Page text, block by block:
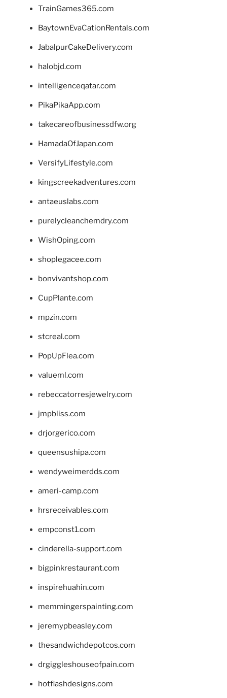
TrainGames365.com
BaytownEvaCationRentals.com
JabalpurCakeDelivery.com
halobjd.com
intelligenceqatar.com
PikaPikaApp.com
takecareofbusinessdfw.org
HamadaOfJapan.com
VersifyLifestyle.com
kingscreekadventures.com
antaeuslabs.com
purelycleanchemdry.com
WishOping.com
shoplegacee.com
bonvivantshop.com
CupPlante.com
mpzin.com
stcreal.com
PopUpFlea.com
valueml.com
rebeccatorresjewelry.com
jmpbliss.com
drjorgerico.com
queensushipa.com
wendyweimerdds.com
ameri-camp.com
hrsreceivables.com
empconst1.com
cinderella-support.com
bigpinkrestaurant.com
inspirehuahin.com
memmingerspainting.com
jeremypbeasley.com
thesandwichdepotcos.com
drgiggleshouseofpain.com
hotflashdesigns.com